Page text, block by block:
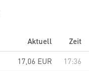
Aktuell
Zeit
17,06 EUR
17:36